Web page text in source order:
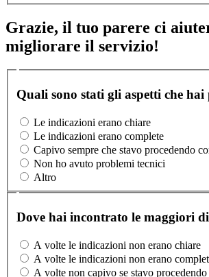
Grazie, il tuo parere ci
migliorare il servizio!
Quali sono stati gli aspetti che hai
Le indicazioni erano chiare
Le indicazioni erano complete
Capivo sempre che stavo procedendo
Non ho avuto problemi tecnici
Altro
Dove hai incontrato le maggiori
A volte le indicazioni non erano chiare
A volte le indicazioni non erano
A volte non capivo se stavo procedendo